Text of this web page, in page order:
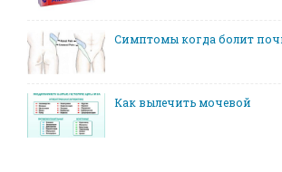
Симптомы когда болит
Как вылечить мочевой